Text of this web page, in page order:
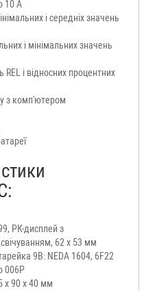
10 А
і середніх значень
і мінімальних значень
і відносних процентних
з комп'ютером
РК-дисплей з
62 x 53 мм
9В: NEDА 1604, 6F22
006P
x 90 x 40 мм